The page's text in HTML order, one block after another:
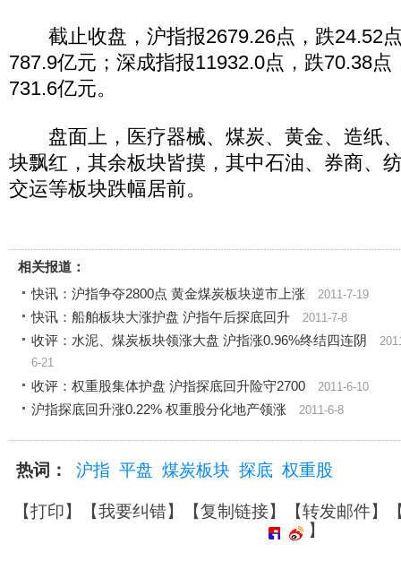
截止收盘，沪指报2679.26点，跌24.52
787.9亿元；深成指报11932.0点，跌70.38点
731.6亿元。
盘面上，医疗器械、煤炭、黄金、造纸
块飘红，其余板块皆摸，其中石油、券商、
交运等板块跌幅居前。
相关报道：
快讯：沪指争夺2800点 黄金煤炭板块逆市上涨
2011-7-19
快讯：船舶板块大涨护盘 沪指午后探底回升 2011-7-8
收评：水泥、煤炭板块领涨大盘 沪指涨0.96%终结四连阴
6-21
收评：权重股集体护盘 沪指探底回升险守2700
2011-6-10
沪指探底回升涨0.22% 权重股分化地产领涨 2011-6-8
热词： 沪指 平盘 煤炭板块 探底 权重股
【打印】【我要纠错】【复制链接】【转发邮件】
】